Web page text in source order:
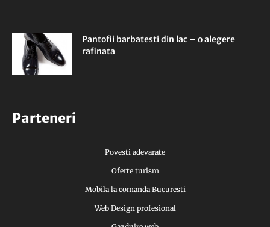
Pantofii barbatesti din lac – o alegere
rafinata
Parteneri
Povesti adevarate
Oferte turism
Mobila la comanda Bucuresti
Web Design profesional